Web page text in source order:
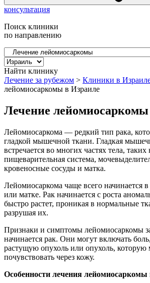
консультация
Поиск клиники
по направлению
Найти клинику
Лечение за рубежом > Клиники в
лейомиосаркомы в Израиле
Лечение
Лейомиосаркома — редкий тип рака,
гладкой мышечной ткани. Гладкая
встречается во многих частях тела, таких
пищеварительная система,
кровеносные сосуды и матка.
Лейомиосаркома чаще всего начинается
или матке. Рак начинается с роста
быстро растет, проникая в нормальные
разрушая их.
Признаки и симптомы лейомиосаркомы
начинается рак. Они могут включать
растущую опухоль или опухоль,
почувствовать через кожу.
Особенности лечения лейомиосаркомы